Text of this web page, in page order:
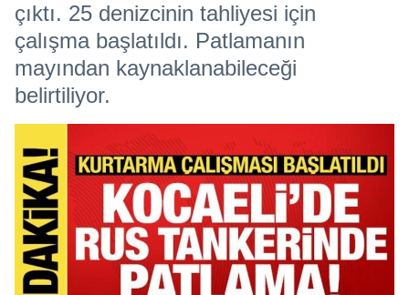
çıktı. 25 denizcinin tahliyesi için
çalışma başlatıldı. Patlamanın
mayından kaynaklanabileceği
belirtiliyor.